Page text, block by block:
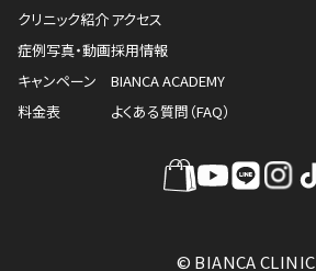
クリニック紹介
症例写真・動画
キャンペーン
料金表
アクセス
採用情報
BIANCA ACADEMY
よくある質問（FAQ）
© BIANCA CLINIC